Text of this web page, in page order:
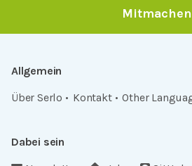
Mitmachen
Allgemein
Über Serlo
Kontakt Other
Dabei sein